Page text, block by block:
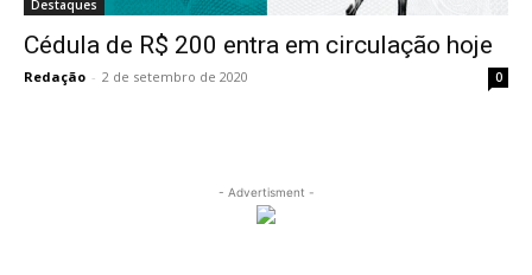
Destaques
Cédula de R$ 200 entra em circulação hoje
Redação - 2 de setembro de 2020 0
- Advertisment -